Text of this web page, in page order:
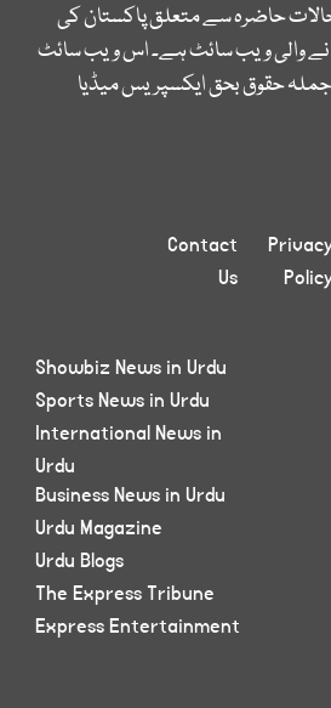
حاضرہ سے متعلق پاکستان کی
والی ویب سائٹ ہے۔ اس ویب سائٹ
جملہ حقوق بحق ایکسپریس میڈیا
Contact
Us
Showbiz News in Urdu
Sports News in Urdu
International News in
Urdu
Business News in Urdu
Urdu Magazine
Urdu Blogs
The Express Tribune
Express Entertainment